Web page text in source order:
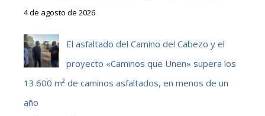
4 de agosto de 2026
El asfaltado del Camino del Cabezo y el
proyecto «Caminos que Unen» supera los
13.600 m² de caminos asfaltados, en menos de un
año